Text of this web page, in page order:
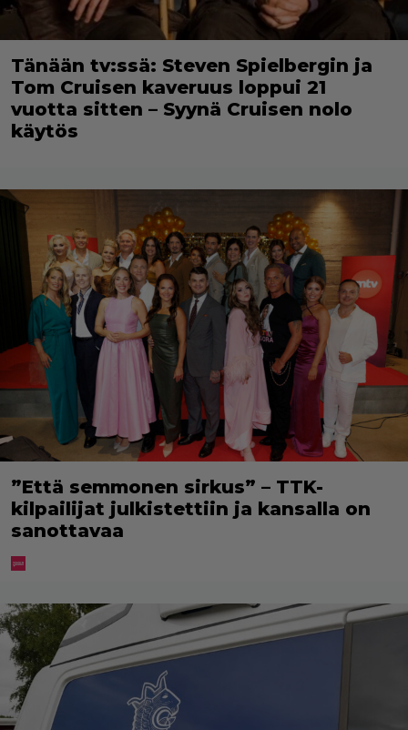
Tänään tv:ssä: Steven Spielbergin ja
Tom Cruisen kaveruus loppui 21
vuotta sitten – Syynä Cruisen nolo
käytös
”Että semmonen sirkus” – TTK-
kilpailijat julkistettiin ja kansalla on
sanottavaa